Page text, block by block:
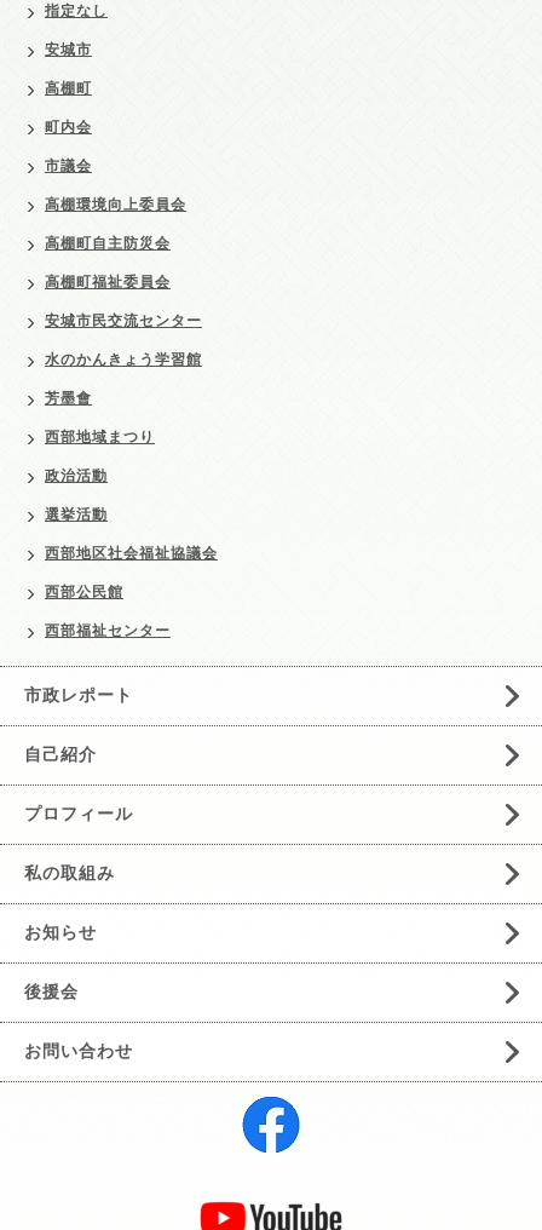
指定なし
安城市
高棚町
町内会
市議会
高棚環境向上委員会
高棚町自主防災会
高棚町福祉委員会
安城市民交流センター
水のかんきょう学習館
芳墨會
西部地域まつり
政治活動
選挙活動
西部地区社会福祉協議会
西部公民館
西部福祉センター
市政レポート
自己紹介
プロフィール
私の取組み
お知らせ
後援会
お問い合わせ